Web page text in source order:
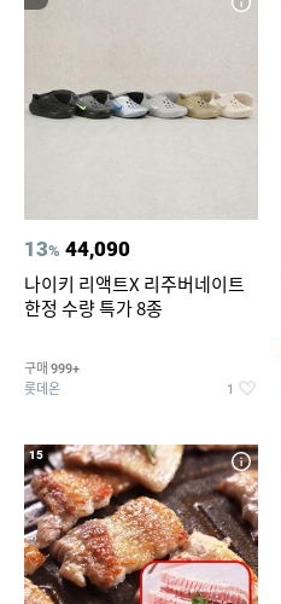
13% 44,090
나이키 리액트X 리주버네이트
한정 수량 특가 8종
구매 999+
롯데온 1
15